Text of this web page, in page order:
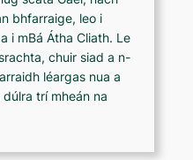
bhfarraige, leo i
i mBá Átha Cliath. Le
chuir siad a n-
léargas nua a
trí mheán na